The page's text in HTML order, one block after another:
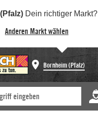
Dein richtiger Markt?
Anderen Markt wählen
Bornheim (Pfalz)